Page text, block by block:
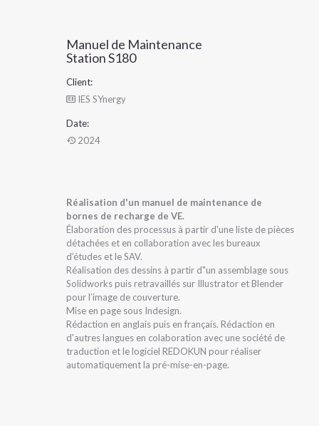
Manuel de Maintenance
Station S180
Client:
IES SYnergy
Date:
2024
Réalisation d'un manuel de maintenance de
bornes de recharge de VE.
Élaboration des processus à partir d'une liste de pièces
détachées et en collaboration avec les bureaux
d’études et le SAV.
Réalisation des dessins à partir d"un assemblage sous
Solidworks puis retravaillés sur Illustrator et Blender
pour l’image de couverture.
Mise en page sous Indesign.
Rédaction en anglais puis en français. Rédaction en
d'autres langues en colaboration avec une société de
traduction et le logiciel REDOKUN pour réaliser
automatiquement la pré-mise-en-page.